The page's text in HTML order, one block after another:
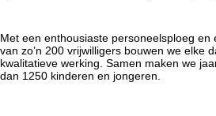
Met een enthousiaste personeelsploeg
van zo’n 200 vrijwilligers bouwen we elke
kwalitatieve werking. Samen maken we
dan 1250 kinderen en jongeren.